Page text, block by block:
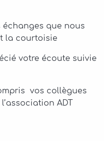
échanges que nous
la courtoisie
votre écoute suivie
vos collègues
ADT